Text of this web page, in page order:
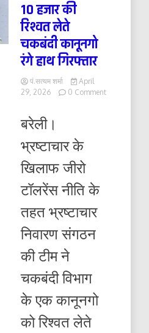
10 हजार की
रिश्वत लेते
चकबंदी कानूनगो
रंगे हाथ गिरफ्तार
पं.सत्यम शर्मा
April
29, 2026
0 Commenton
बरेली।
भ्रष्टाचार के
खिलाफ जीरो
टॉलरेंस नीति के
तहत भ्रष्टाचार
निवारण संगठन
की टीम ने
चकबंदी विभाग
के एक कानूनगो
को रिश्वत लेते